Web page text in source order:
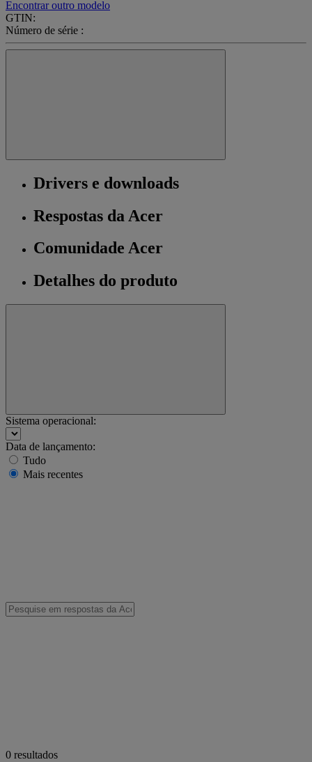
Encontrar outro modelo
GTIN:
Número de série :
Drivers e downloads
Respostas da Acer
Comunidade Acer
Detalhes do produto
Sistema operacional:
Data de lançamento:
Tudo
Mais recentes
0 resultados